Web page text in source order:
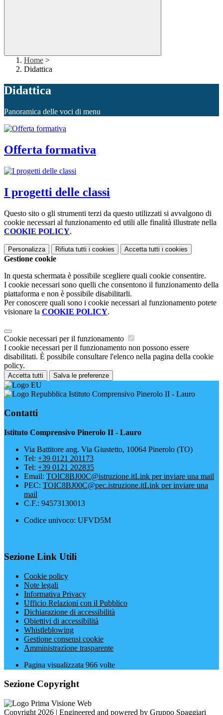
Home >
Didattica
Didattica
Panoramica delle voci di menu
Offerta formativa
I progetti delle classi
Questo sito o gli strumenti terzi da questo utilizzati si avvalgono di
cookie necessari al funzionamento ed utili alle finalità illustrate nella
COOKIE POLICY.
Personalizza Rifiuta tutti i cookies Accetta tutti i cookies
Gestione cookie
In questa schermata è possibile scegliere quali cookie consentire.
I cookie necessari sono quelli che consentono il funzionamento della
piattaforma e non è possibile disabilitarli.
Per conoscere quali sono i cookie necessari al funzionamento potete
visionare la COOKIE POLICY.
Cookie necessari per il funzionamento
I cookie necessari per il funzionamento non possono essere
disabilitati. È possibile consultare l'elenco nella pagina della cookie
policy.
Accetta tutti Salva le preferenze
Istituto Comprensivo Pinerolo II - Lauro
Contatti
Istituto Comprensivo Pinerolo II - Lauro
Via Battitore ang. Via Giustetto, 10064 Pinerolo (TO)
Tel: +39 0121 201173
Tel: +39 0121 202835
Email: TOIC8BJ00C@istruzione.itLink per inviare una mail
PEC: TOIC8BJ00C@pec.istruzione.itLink per inviare una
mail
C.F.: 94573130013
Codice univoco: UFVD5M
Sezione Link Utili
Cookie policy
Note legali
Informativa Privacy
Ufficio Relazioni con il Pubblico
Dichiarazione di accessibilità
Obiettivi di accessibilità
Whistleblowing
Gestione consensi cookie
Amministrazione trasparente
Pagina visualizzata 966 volte
Sezione Copyright
Copyright 2026 | Engineered and powered by Gruppo Spaggiari